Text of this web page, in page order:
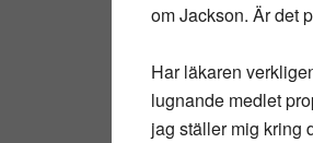
om Jackson. Är det
Har läkaren
lugnande medlet
jag ställer mig kring